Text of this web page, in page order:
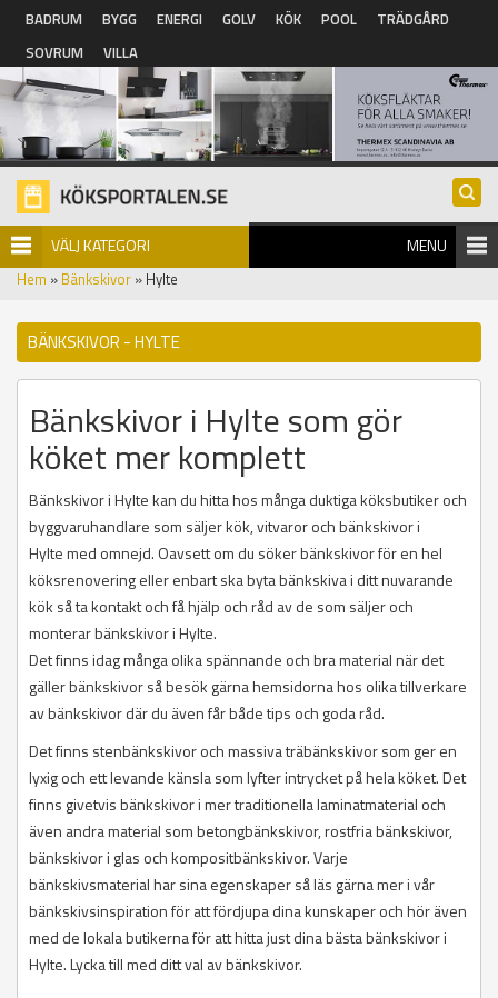
Hoppa till huvudinnehåll
BADRUM BYGG ENERGI GOLV KÖK POOL
TRÄDGÅRD
SOVRUM
VILLA
VÄLJ KATEGORI MENU
Hem » Bänkskivor » Hylte
BÄNKSKIVOR - HYLTE
Bänkskivor i Hylte som gör
köket mer komplett
Bänkskivor i Hylte kan du hitta hos många duktiga köksbutiker och
byggvaruhandlare som säljer kök, vitvaror och bänkskivor i
Hylte med omnejd. Oavsett om du söker bänkskivor för en hel
köksrenovering eller enbart ska byta bänkskiva i ditt nuvarande
kök så ta kontakt och få hjälp och råd av de som säljer och
monterar bänkskivor i Hylte.
Det finns idag många olika spännande och bra material när det
gäller bänkskivor så besök gärna hemsidorna hos olika tillverkare
av bänkskivor där du även får både tips och goda råd.
Det finns stenbänkskivor och massiva träbänkskivor som ger en
lyxig och ett levande känsla som lyfter intrycket på hela köket. Det
finns givetvis bänkskivor i mer traditionella laminatmaterial och
även andra material som betongbänkskivor, rostfria bänkskivor,
bänkskivor i glas och kompositbänkskivor. Varje
bänkskivsmaterial har sina egenskaper så läs gärna mer i vår
bänkskivsinspiration för att fördjupa dina kunskaper och hör även
med de lokala butikerna för att hitta just dina bästa bänkskivor i
Hylte. Lycka till med ditt val av bänkskivor.